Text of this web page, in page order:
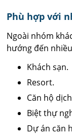
Phù hợp với
Ngoài nhóm
hướng đến
Khách sạn.
Resort.
Căn hộ
Biệt thự
Dự án căn